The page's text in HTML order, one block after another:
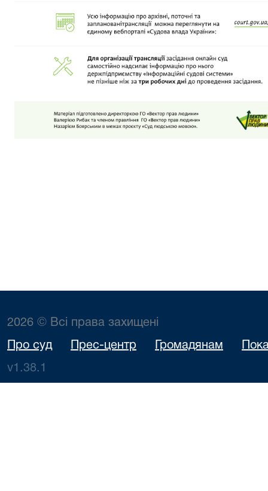
2026 © Всі права захищені
Про суд Прес-центр Громадянам
v1.38.1